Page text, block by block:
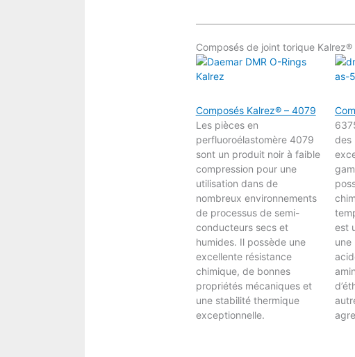
Composés de joint torique
Composés Kalrez® – 4079
Les pièces en
perfluoroélastomère 4079
sont un produit noir à faible
compression pour une
utilisation dans de
nombreux environnements
de processus de semi-
conducteurs secs et
humides. Il possède une
excellente résistance
chimique, de bonnes
propriétés mécaniques et
une stabilité thermique
exceptionnelle.
des
est
une